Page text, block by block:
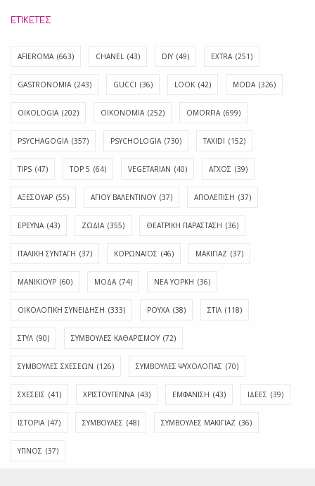
ΕΤΙΚΈΤΕΣ
AFIEROMA (663) CHANEL (43) DIY (49) EXTRA (251)
GASTRONOMIA (243) GUCCI (36) LOOK (42) MODA (326)
OIKOLOGIA (202) OIKONOMIA (252) OMORFIA (699)
PSYCHAGOGIA (357) PSYCHOLOGIA (730) TAXIDI (152)
TIPS (47) TOP 5 (64) VEGETARIAN (40) ΑΓΧΟΣ (39)
ΑΞΕΣΟΥΑΡ (55) ΑΓΊΟΥ ΒΑΛΕΝΤΊΝΟΥ (37) ΑΠΟΛΈΠΙΣΗ (37)
ΕΡΕΥΝΑ (43) ΖΩΔΙΑ (355) ΘΕΑΤΡΙΚΗ ΠΑΡΑΣΤΑΣΗ (36)
ΙΤΑΛΙΚΗ ΣΥΝΤΑΓΗ (37) ΚΟΡΩΝΑΪΟΣ (46) ΜΑΚΙΓΙΑΖ (37)
ΜΑΝΙΚΙΟΥΡ (60) ΜΟΔΑ (74) ΝΕΑ ΥΟΡΚΗ (36)
ΟΙΚΟΛΟΓΙΚΗ ΣΥΝΕΙΔΗΣΗ (333) ΡΟΥΧΑ (38) ΣΤΙΛ (118)
ΣΤΥΛ (90) ΣΥΜΒΟΥΛΕΣ ΚΑΘΑΡΙΣΜΟΥ (72)
ΣΥΜΒΟΥΛΕΣ ΣΧΕΣΕΩΝ (126) ΣΥΜΒΟΥΛΕΣ ΨΥΧΟΛΟΓΙΑΣ (70)
ΣΧΕΣΕΙΣ (41) ΧΡΙΣΤΟΥΓΕΝΝΑ (43) ΕΜΦΆΝΙΣΗ (43) ΙΔΈΕΣ (39)
ΙΣΤΟΡΊΑ (47) ΣΥΜΒΟΥΛΈΣ (48) ΣΥΜΒΟΥΛΈΣ ΜΑΚΙΓΙΆΖ (36)
ΎΠΝΟΣ (37)